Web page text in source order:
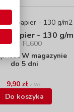
papier - 130 g/
kod: FL600
W magazynie
do 5 dni
9,90 zł z VAT
Do koszyka